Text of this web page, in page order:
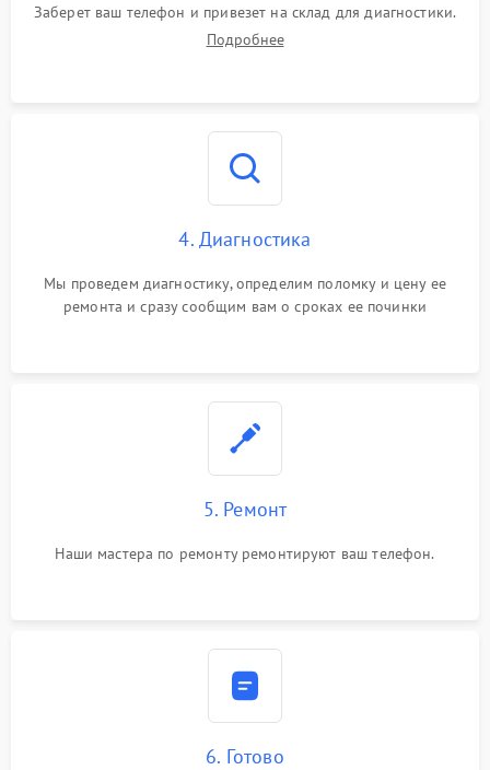
Заберет ваш телефон и привезет на склад для диагностики.
Подробнее
4. Диагностика
Мы проведем диагностику, определим поломку и цену ее
ремонта и сразу сообщим вам о сроках ее починки
5. Ремонт
Наши мастера по ремонту ремонтируют ваш телефон.
6. Готово